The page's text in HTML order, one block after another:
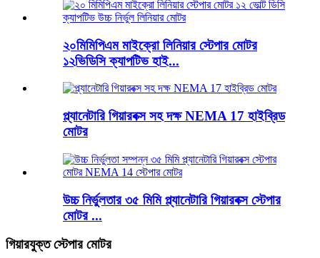
২০মিমিপিএম মাইক্রো লিনিয়ার স্টেপার মোটর
১২ভিডিসি ক্যাপটিভ হাই...
প্ল্যানেটারি গিয়ারবক্স সহ দক্ষ NEMA 17 হাইব্রিড
মোটর
উচ্চ নির্ভুলতার ৩৫ মিমি প্ল্যানেটারি গিয়ারবক্স স্টেপার
মোটর ...
গিয়ারযুক্ত স্টেপার মোটর